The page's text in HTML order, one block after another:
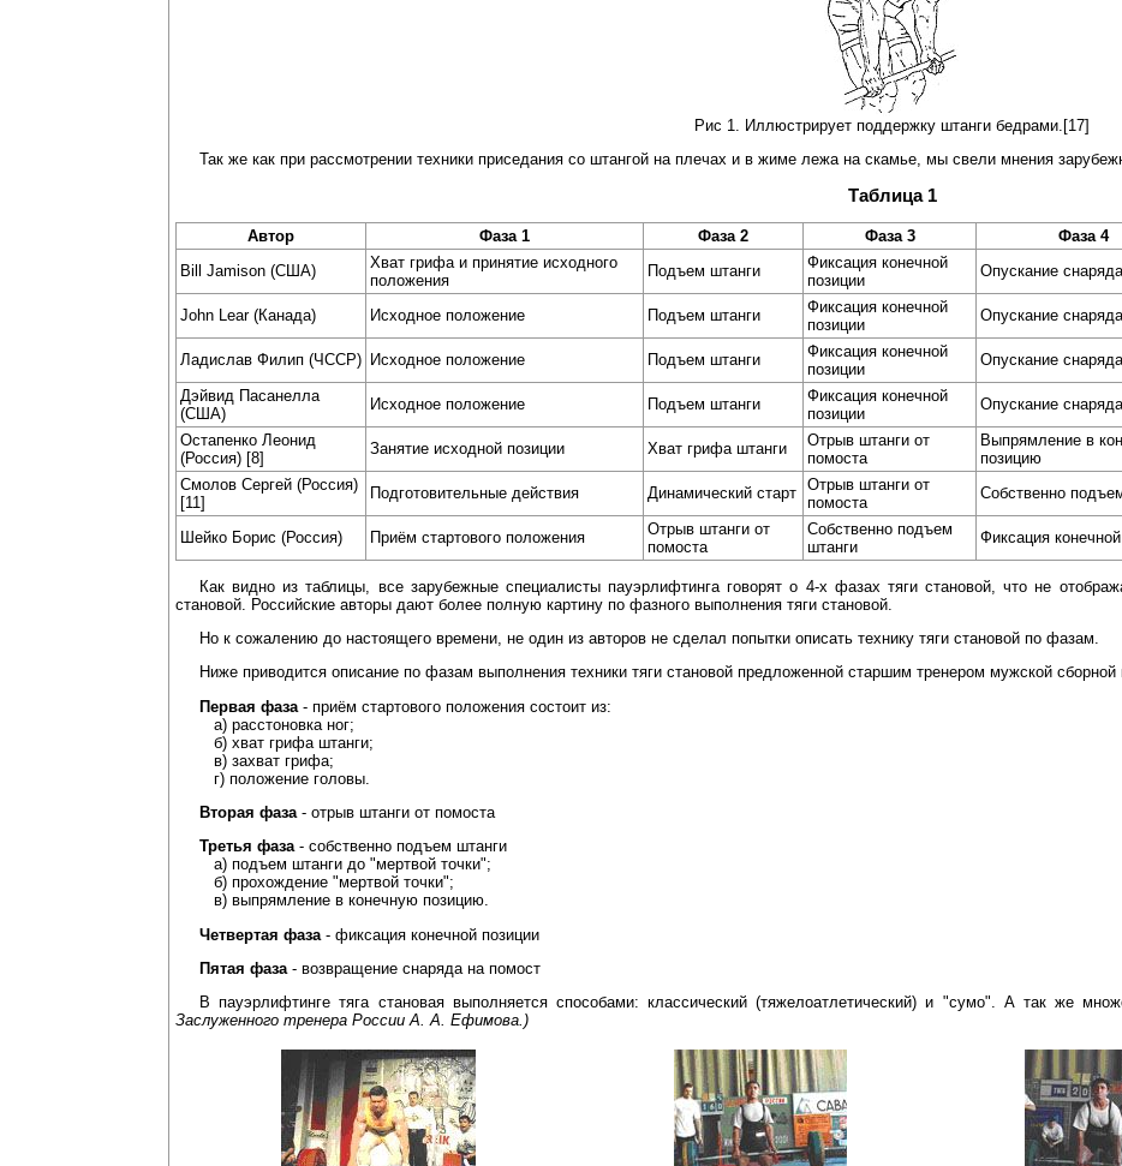
Рис 1. Иллюстрирует поддержку штанги бедрами.[17]
Так же как при рассмотрении техники приседания со штангой на плечах и в жиме лежа на скамье, мы свели мнения
Таблица 1
Aвтор Фаза 1 Фаза 2 Фаза 3 Фаза 4
Bill Jamison (США)
Хват грифа и принятие исходного
положения
Подъем штанги
Фиксация конечной
позиции
Опускание снаряда
John Lear (Канада) Исходное положение Подъем штанги
Фиксация конечной
позиции
Опускание снаряда
Ладислав Филип (ЧССР) Исходное положение Подъем штанги
Фиксация конечной
позиции
Опускание снаряда
Дэйвид Пасанелла
(США)
Исходное положение Подъем штанги
Фиксация конечной
позиции
Опускание снаряда
Остапенко Леонид
(Россия) [8]
Занятие исходной позиции Хват грифа штанги
Отрыв штанги от
помоста
Выпрямление в
позицию
Cмолов Сергей (Россия)
[11]
Подготовительные действия Динамический старт Отрыв штанги от
помоста
Собственно
Шейко Борис (Россия) Приём стартового положения
Отрыв штанги от
помоста
Собственно подъем
штанги
Фиксация
Как видно из таблицы, все зарубежные специалисты пауэрлифтинга говорят о 4-х фазах тяги становой, что не
становой. Российские авторы дают более полную картину по фазного выполнения тяги становой.
Но к сожалению до настоящего времени, не один из авторов не сделал попытки описать технику тяги становой по фазам.
Ниже приводится описание по фазам выполнения техники тяги становой предложенной старшим тренером мужской
Первая фаза - приём стартового положения состоит из:
а) расстоновка ног;
б) хват грифа штанги;
в) захват грифа;
г) положение головы.
Вторая фаза- отрыв штанги от помоста
Третья фаза- собственно подъем штанги
а) подъем штанги до "мертвой точки";
б) прохождение "мертвой точки";
в) выпрямление в конечную позицию.
Четвертая фаза - фиксация конечной позиции
Пятая фаза- возвращение снаряда на помост
В пауэрлифтинге тяга становая выполняется способами: классический (тяжелоатлетический) и "сумо". А так же
Заслуженного тренера России А. А. Ефимова.)